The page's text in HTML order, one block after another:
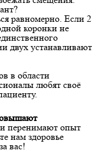
равномерно. Если 2
коронки не
двух устанавливают
в области
любят своё
и перенимают опыт
нам здоровье
вас!